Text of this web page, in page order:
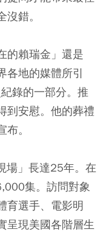
錯。
的賴瑞金」還是
各地的媒體所引
錄的一部分。推
到安慰。他的葬禮
。
場」長達25年。在
集。訪問對象
育選手、電影明
呈現美國各階層生